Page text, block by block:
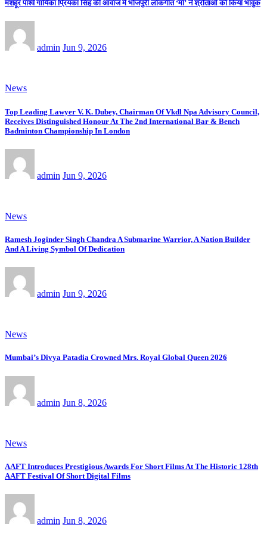
मशहूर पार्श्व गायिका प्रियंका सिंह की आवाज में भोजपुरी लोकगीत ‘माँ’ ने श्रोताओं को किया भावुक
admin Jun 9, 2026
News
Top Leading Lawyer V. K. Dubey, Chairman Of Vkdl Npa Advisory Council,
Receives Distinguished Honour At The 2nd International Bar & Bench
Badminton Championship In London
admin Jun 9, 2026
News
Ramesh Joginder Singh Chandra A Submarine Warrior, A Nation Builder
And A Living Symbol Of Dedication
admin Jun 9, 2026
News
Mumbai’s Divya Patadia Crowned Mrs. Royal Global Queen 2026
admin Jun 8, 2026
News
AAFT Introduces Prestigious Awards For Short Films At The Historic 128th
AAFT Festival Of Short Digital Films
admin Jun 8, 2026